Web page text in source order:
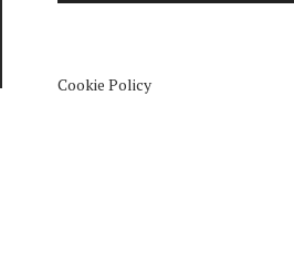
Cookie Policy